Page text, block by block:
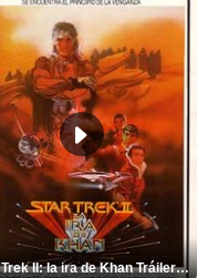
Star Trek II: la ira de Khan Tráiler VO